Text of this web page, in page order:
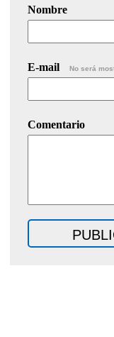
Nombre
E-mail No será
Comentario